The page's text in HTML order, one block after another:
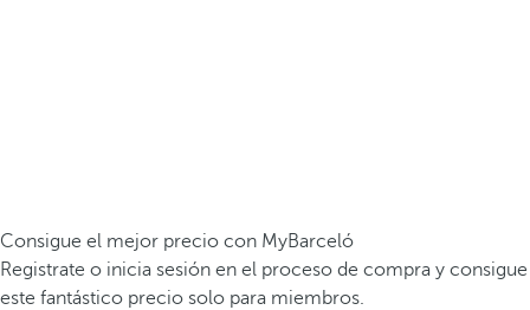
Consigue el mejor precio con MyBarceló
Registrate o inicia sesión en el proceso de compra y consigue
este fantástico precio solo para miembros.